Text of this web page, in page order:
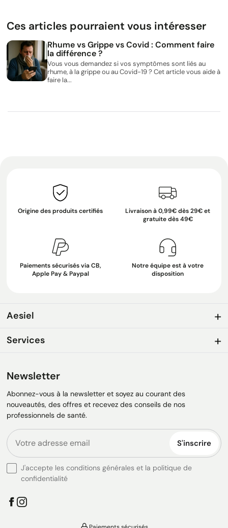
Ces articles pourraient vous intéresser
Rhume vs Grippe vs Covid : Comment faire
la différence ?
Vous vous demandez si vos symptômes sont liés au
rhume, à la grippe ou au Covid-19 ? Cet article vous aide à
faire la...
Origine des produits certifiés
Livraison à 0,99€ dès 29€ et
gratuite dès 49€
Paiements sécurisés via CB,
Apple Pay & Paypal
Notre équipe est à votre
disposition
Aesiel
Services
Newsletter
Abonnez-vous à la newsletter et soyez au courant des
nouveautés, des offres et recevez des conseils de nos
professionnels de santé.
S'inscrire
J'accepte les conditions générales et la politique de
confidentialité